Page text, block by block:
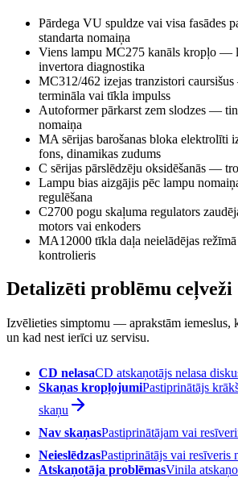
Pārdega VU spuldze vai visa fasādes
standarta nomaiņa
Viens lampu MC275 kanāls kropļo —
invertora diagnostika
MC312/462 izejas tranzistori
termināla vai tīkla impulss
Autoformer pārkarst zem slodzes —
nomaiņa
MA sērijas barošanas bloka
fons, dinamikas zudums
C sērijas pārslēdzēju oksidēšanās —
Lampu bias aizgājis pēc lampu
regulēšana
C2700 pogu skaļuma regulators
motors vai enkoders
MA12000 tīkla daļa neielādējas
kontrolieris
Detalizēti problēmu ceļveži
Izvēlieties simptomu — aprakstām iemeslus,
un kad nest ierīci uz servisu.
CD nelasaCD atskaņotājs nelasa
Skaņas kropļojumiPastiprinātājs
skaņu
Nav skaņasPastiprinātājam vai
NeieslēdzasPastiprinātājs vai resīveris
Atskaņotāja problēmasVinila